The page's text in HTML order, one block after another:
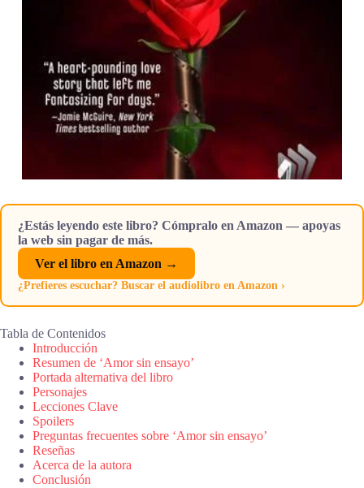
¿Estás leyendo este libro? Cómpralo en Amazon — apoyas
la web sin pagar de más.
Ver el libro en Amazon →
¿Prefieres escuchar? Buscar el audiolibro en Amazon ›
Tabla de Contenidos
Introducción
Resumen de ‘Amor sin ensayo’
Portada alternativa del libro
Personajes
Lecciones Clave
Spoilers
Preguntas frecuentes sobre ‘Amor sin ensayo’
Reseñas
Acerca de la autora
Conclusión